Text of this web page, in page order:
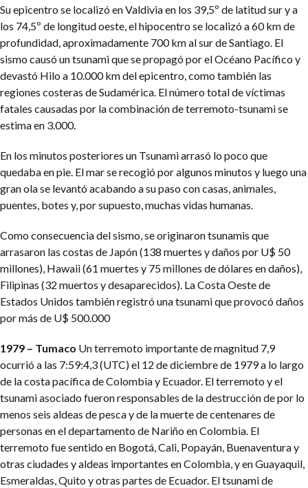
Su epicentro se localizó en Valdivia en los 39,5º de latitud sur y a
los 74,5º de longitud oeste, el hipocentro se localizó a 60 km de
profundidad, aproximadamente 700 km al sur de Santiago. El
sismo causó un tsunami que se propagó por el Océano Pacífico y
devastó Hilo a 10.000 km del epicentro, como también las
regiones costeras de Sudamérica. El número total de víctimas
fatales causadas por la combinación de terremoto-tsunami se
estima en 3.000.
En los minutos posteriores un Tsunami arrasó lo poco que
quedaba en pie. El mar se recogió por algunos minutos y luego una
gran ola se levantó acabando a su paso con casas, animales,
puentes, botes y, por supuesto, muchas vidas humanas.
Como consecuencia del sismo, se originaron tsunamis que
arrasaron las costas de Japón (138 muertes y daños por U$ 50
millones), Hawaii (61 muertes y 75 millones de dólares en daños),
Filipinas (32 muertos y desaparecidos). La Costa Oeste de
Estados Unidos también registró una tsunami que provocó daños
por más de U$ 500.000
1979 – Tumaco Un terremoto importante de magnitud 7,9
ocurrió a las 7:59:4,3 (UTC) el 12 de diciembre de 1979 a lo largo
de la costa pacífica de Colombia y Ecuador. El terremoto y el
tsunami asociado fueron responsables de la destrucción de por lo
menos seis aldeas de pesca y de la muerte de centenares de
personas en el departamento de Nariño en Colombia. El
terremoto fue sentido en Bogotá, Cali, Popayán, Buenaventura y
otras ciudades y aldeas importantes en Colombia, y en Guayaquil,
Esmeraldas, Quito y otras partes de Ecuador. El tsunami de